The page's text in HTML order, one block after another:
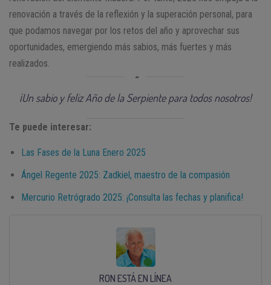
renovación a través de la reflexión y la superación personal, para
que podamos navegar por los retos del año y aprovechar sus
oportunidades, emergiendo más sabios, más fuertes y más
realizados.
¡Un sabio y feliz Año de la Serpiente para todos nosotros!
Te puede interesar:
Las Fases de la Luna Enero 2025
Ángel Regente 2025: Zadkiel, maestro de la compasión
Mercurio Retrógrado 2025: ¡Consulta las fechas y planifica!
RON ESTÁ EN LÍNEA